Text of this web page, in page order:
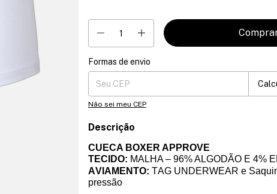
Entregas para o CEP:
Formas de envio
Não sei meu CEP
Descrição
CUECA BOXER APPROVE
TECIDO: MALHA – 96% ALGODÃO E 4%
AVIAMENTO: TAG UNDERWEAR e
pressão